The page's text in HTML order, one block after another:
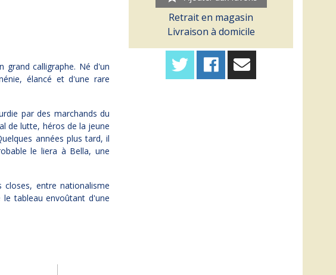
grand calligraphe. Né d'un
élancé et d'une rare
par des marchands du
de lutte, héros de la jeune
années plus tard, il
le liera à Bella, une
entre nationalisme
tableau envoûtant d'une
Retrait en magasin
Livraison à domicile